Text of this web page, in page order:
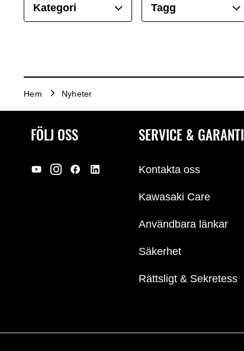
Kategori Tagg
Hem Nyheter
FÖLJ OSS SERVICE & GARANTI
Kontakta oss
Kawasaki Care
Användbara länkar
Säkerhet
Rättsligt & Sekretess